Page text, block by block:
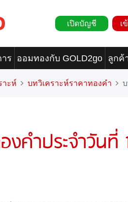
เปิดบัญชี เ
ร ออมทองกับ GOLD2go ลูกค้
าะห์ บทวิเคราะห์ราคาทองคำ
องคำประจำวั